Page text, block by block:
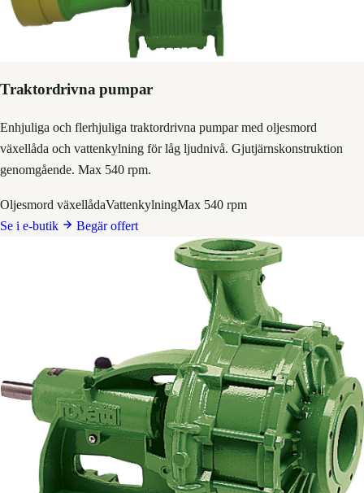
Traktordrivna pumpar
Enhjuliga och flerhjuliga traktordrivna pumpar med oljesmord
växellåda och vattenkylning för låg ljudnivå. Gjutjärnskonstruktion
genomgående. Max 540 rpm.
Oljesmord växellådaVattenkylningMax 540 rpm
Se i e-butik
Begär offert